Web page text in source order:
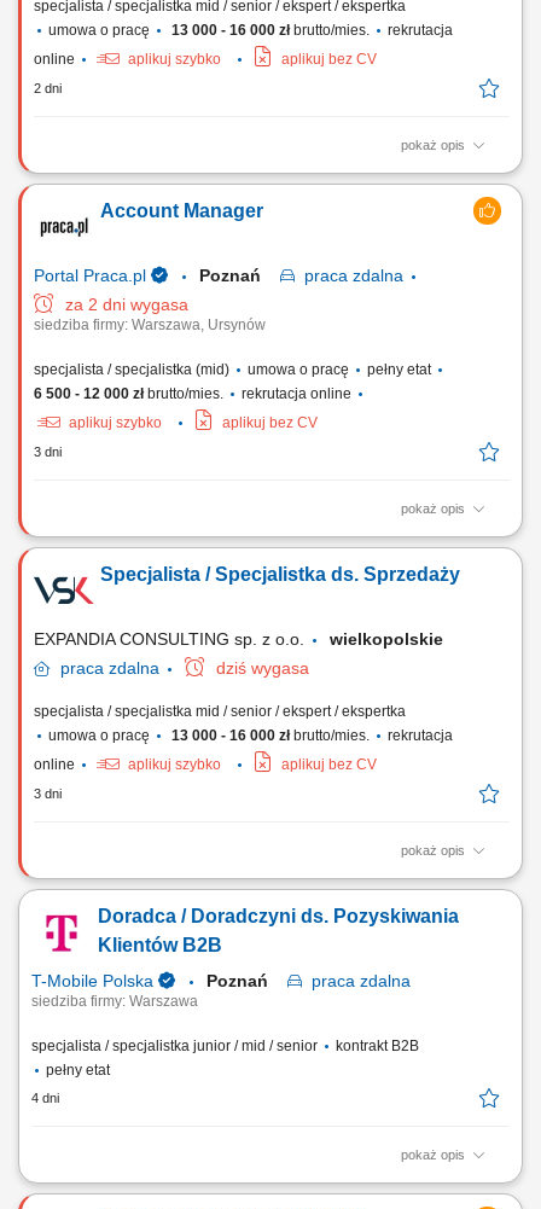
specjalista / specjalistka mid / senior / ekspert / ekspertka
umowa o pracę
13 000 - 16 000 złbrutto/mies.
rekrutacja
online
aplikuj szybko aplikuj bez CV
2 dni
pokaż opis
Zadania Aktywne pozyskiwanie klientów i rozwój sprzedaży w Polsce
sektorem B2B; Przygotowywanie ofert handlowych oraz prowadzenie
negocjacji; Bieżąca analiza rentowności, marżowości oraz kontrola
Account Manager
Portal Praca.pl Poznań praca zdalna
za 2 dni wygasa
siedziba firmy: Warszawa, Ursynów
specjalista / specjalistka (mid) umowa o pracę
pełny etat
6 500 - 12 000 złbrutto/mies.
rekrutacja online
aplikuj szybko
aplikuj bez CV
3 dni
pokaż opis
Zakres obowiązków: Aktywne pozyskiwanie nowych klientów B2B –
Docieranie do nowych firm i decydentów – systematyczna praca na
rynku; Prowadzenie spotkań i prezentacja oferty firmy;
Specjalista / Specjalistka ds. Sprzedaży
EXPANDIA CONSULTING sp. z o.o.
wielkopolskie
praca zdalna dziś wygasa
specjalista / specjalistka mid / senior / ekspert / ekspertka
umowa o pracę
13 000 - 16 000 złbrutto/mies.
rekrutacja
online
aplikuj szybko aplikuj bez CV
3 dni
pokaż opis
Zadania Rozwój sprzedaży na rynku polskim i europejskim oraz
sieci handlowych oraz partnerów B2B; Prowadzenie negocjacji,
przygotowywanie ofert i budowanie relacji z klientami; Analiza wyników,
Doradca / Doradczyni ds. Pozyskiwania
Klientów B2B
T-Mobile Polska Poznań praca zdalna
siedziba firmy: Warszawa
specjalista / specjalistka junior / mid / senior
kontrakt B2B
pełny etat
4 dni
pokaż opis
Zadania, które na Ciebie czekają: Aktywne pozyskiwanie nowych